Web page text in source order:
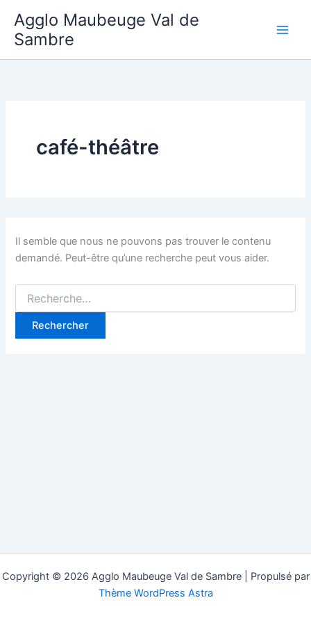
contenu
Agglo Maubeuge Val de
Sambre
café-théâtre
Il semble que nous ne pouvons pas trouver le contenu
demandé. Peut-être qu’une recherche peut vous aider.
Rechercher :
Copyright © 2026 Agglo Maubeuge Val de Sambre | Propulsé par
Thème WordPress Astra